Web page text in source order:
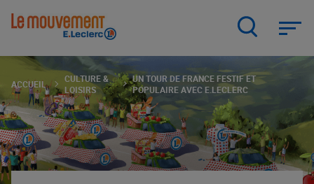
ACCUEIL
CULTURE &
LOISIRS
UN TOUR DE FRANCE FESTIF ET
POPULAIRE AVEC E.LECLERC